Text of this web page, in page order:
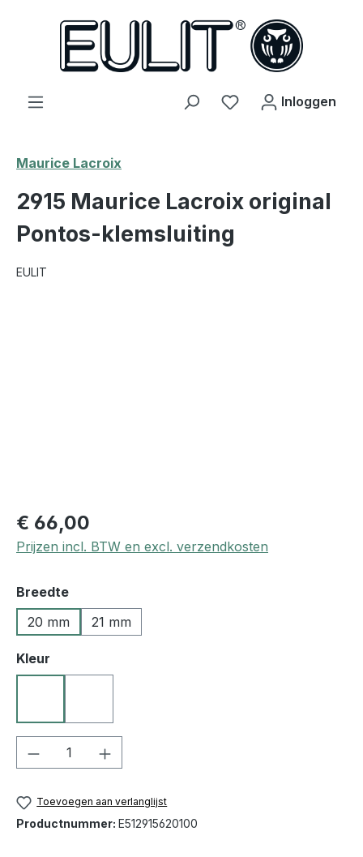
Je hebt 0 items op
Inloggen
Maurice Lacroix
2915 Maurice Lacroix original
Pontos-klemsluiting
EULIT
€ 66,00
Prijzen incl. BTW en excl. verzendkosten
Selecteer
Breedte
20 mm
21 mm
Selecteer
Kleur
Producthoeveelheid: Voer de
Toevoegen aan verlanglijst
Productnummer: E512915620100